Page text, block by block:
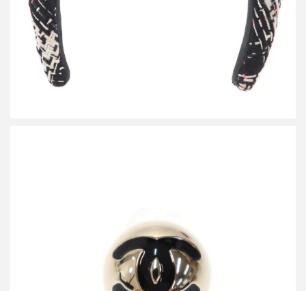
シャネル B25 ココマークピアス
買取金額20,000円
詳しく見る